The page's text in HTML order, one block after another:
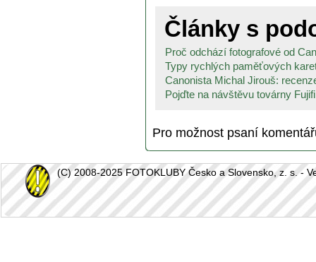
Články s
Proč odchází fotografové od
Typy rychlých paměťových
Canonista Michal Jirouš:
Pojďte na návštěvu továrny
Pro možnost psaní
(C) 2008-2025 FOTOKLUBY Česko a Slovensko, z. s. -